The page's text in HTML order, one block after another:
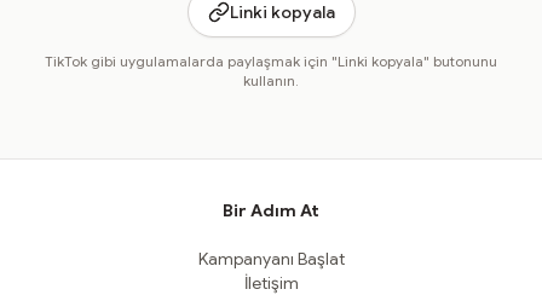
Linki kopyala
TikTok gibi uygulamalarda paylaşmak için "Linki kopyala" butonunu
kullanın.
Bir Adım At
Kampanyanı Başlat
İletişim